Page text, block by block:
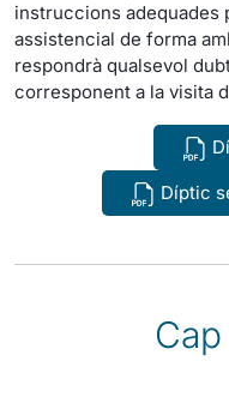
instruccions adequades
assistencial de forma
respondrà qualsevol
corresponent a la visita
Díptic